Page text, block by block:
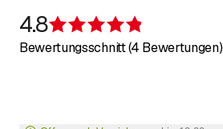
4.8
Bewertungsschnitt (4 Bewertungen)